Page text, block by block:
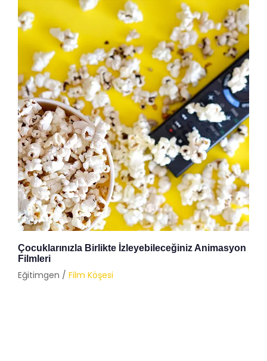
Çocuklarınızla Birlikte İzleyebileceğiniz Animasyon
Filmleri
Eğitimgen / Film Köşesi